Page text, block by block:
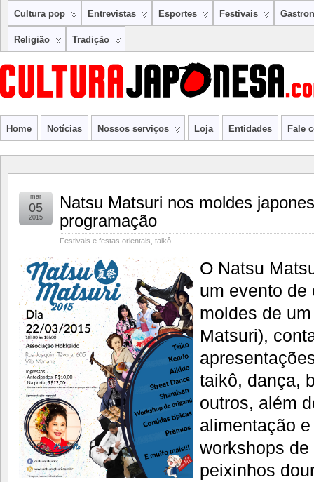
Cultura pop Entrevistas Esportes Festivais
Religião Tradição
Home Notícias Nossos serviços Loja Entidades Fale
Natsu Matsuri nos moldes
programação
Festivais e festas orientais taikô
mar
05
2015
O Natsu
um evento de
moldes de
Matsuri),
taikô, dança,
outros, além
alimentação
workshops
peixinhos